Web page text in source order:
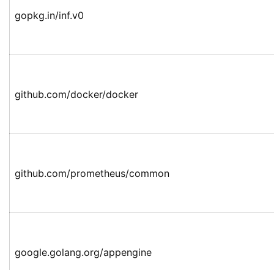
gopkg.in/inf.v0
github.com/docker/docker
github.com/prometheus/common
google.golang.org/appengine